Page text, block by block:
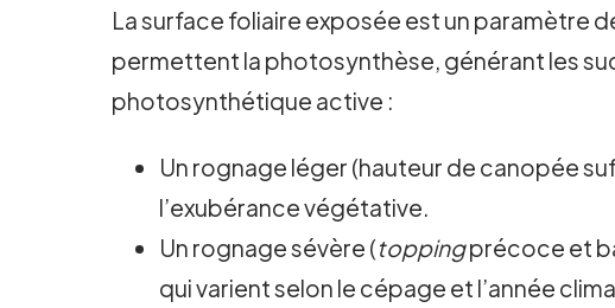
La surface foliaire exposée est un paramètre
permettent la photosynthèse, générant les
photosynthétique active :
Un rognage léger (hauteur de canopée
l’exubérance végétative.
Un rognage sévère (toppingprécoce et
qui varient selon le cépage et l’année